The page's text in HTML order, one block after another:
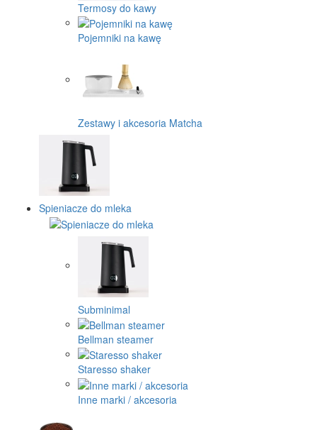
Termosy do kawy
Pojemniki na kawę
Zestawy i akcesoria Matcha
Spieniacze do mleka
Subminimal
Bellman steamer
Staresso shaker
Inne marki / akcesoria